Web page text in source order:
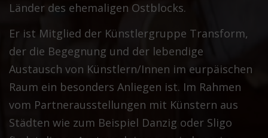
Länder des ehemaligen Ostblocks.
Er ist Mitglied der Künstlergruppe Transform,
der die Begegnung und der lebendige
Austausch von Künstlern/Innen im eurpäischen
Raum ein besonders Anliegen ist. Im Rahmen
vom Partnerausstellungen mit Künstern aus
Städten wie zum Beispiel Danzig oder Sligo